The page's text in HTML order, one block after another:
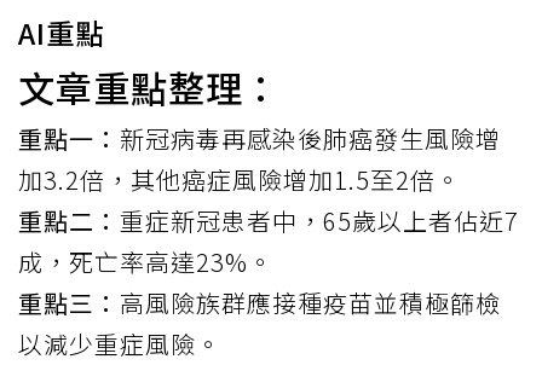
AI重點
文章重點整理：
重點一： 新冠病毒再感染後肺癌發生風險增
加3.2倍，其他癌症風險增加1.5至2倍。
重點二： 重症新冠患者中，65歲以上者佔近7
成，死亡率高達23%。
重點三： 高風險族群應接種疫苗並積極篩檢
以減少重症風險。